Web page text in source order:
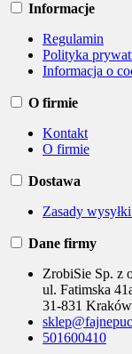
Informacje
Regulamin
Polityka
Informacja o
O firmie
Kontakt
O firmie
Dostawa
Zasady
Dane firmy
ZrobiSie Sp. z
ul. Fatimska
31-831 Kraków
501600410